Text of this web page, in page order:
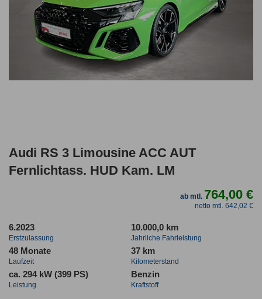
Audi RS 3 Limousine ACC AUT
Fernlichtass. HUD Kam. LM
ab mtl. 764,00 €
netto mtl. 642,02 €
6.2023
Erstzulassung
10.000,0 km
Jahrliche Fahrleistung
48 Monate
Laufzeit
37 km
Kilometerstand
ca. 294 kW (399 PS)
Leistung
Benzin
Kraftstoff